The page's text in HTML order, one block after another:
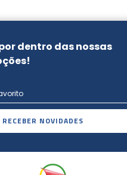
dentro das nossas
RECEBER NOVIDADES